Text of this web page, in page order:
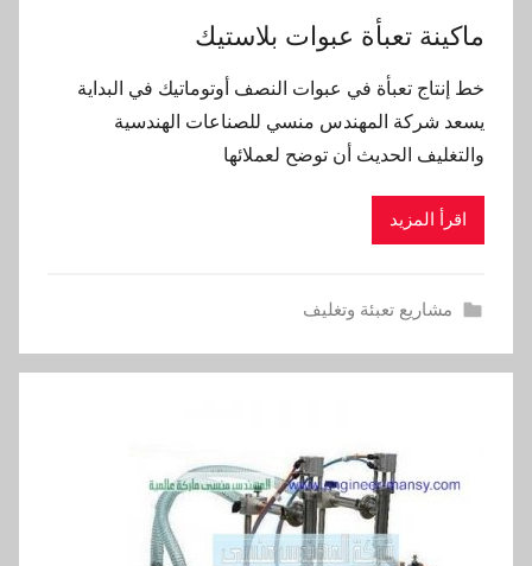
ماكينة تعبأة عبوات بلاستيك
خط إنتاج تعبأة في عبوات النصف أوتوماتيك في البداية
يسعد شركة المهندس منسي للصناعات الهندسية
والتغليف الحديث أن توضح لعملائها
اقرأ المزيد
مشاريع تعبئة وتغليف